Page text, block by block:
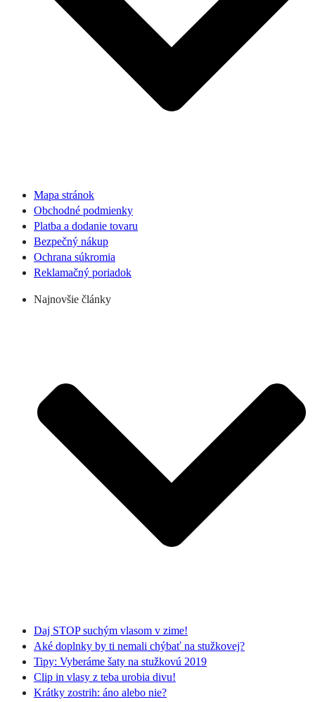
Mapa stránok
Obchodné podmienky
Platba a dodanie tovaru
Bezpečný nákup
Ochrana súkromia
Reklamačný poriadok
Najnovšie články
Daj STOP suchým vlasom v zime!
Aké doplnky by ti nemali chýbať na stužkovej?
Tipy: Vyberáme šaty na stužkovú 2019
Clip in vlasy z teba urobia divu!
Krátky zostrih: áno alebo nie?